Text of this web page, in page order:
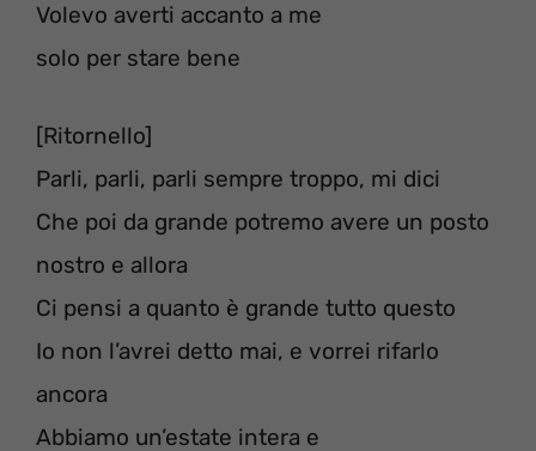
Volevo averti accanto a me
solo per stare bene
[Ritornello]
Parli, parli, parli sempre troppo, mi dici
Che poi da grande potremo avere un posto
nostro e allora
Ci pensi a quanto è grande tutto questo
Io non l’avrei detto mai, e vorrei rifarlo
ancora
Abbiamo un’estate intera e